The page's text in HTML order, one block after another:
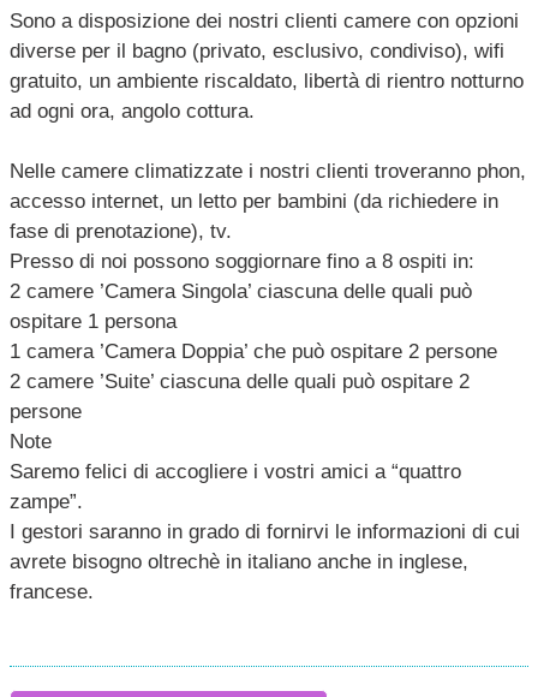
Sono a disposizione dei nostri clienti camere con opzioni
diverse per il bagno (privato, esclusivo, condiviso), wifi
gratuito, un ambiente riscaldato, libertà di rientro notturno
ad ogni ora, angolo cottura.
Nelle camere climatizzate i nostri clienti troveranno phon,
accesso internet, un letto per bambini (da richiedere in
fase di prenotazione), tv.
Presso di noi possono soggiornare fino a 8 ospiti in:
2 camere ’Camera Singola’ ciascuna delle quali può
ospitare 1 persona
1 camera ’Camera Doppia’ che può ospitare 2 persone
2 camere ’Suite’ ciascuna delle quali può ospitare 2
persone
Note
Saremo felici di accogliere i vostri amici a “quattro
zampe”.
I gestori saranno in grado di fornirvi le informazioni di cui
avrete bisogno oltrechè in italiano anche in inglese,
francese.